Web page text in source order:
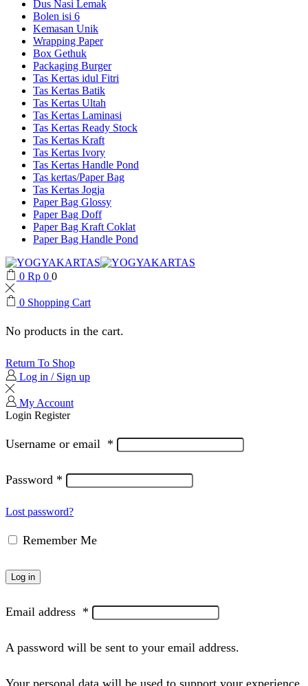
Dus Nasi Lemak
Bolen isi 6
Kemasan Unik
Wrapping Paper
Box Gethuk
Packaging Burger
Tas Kertas idul Fitri
Tas Kertas Batik
Tas Kertas Ultah
Tas Kertas Laminasi
Tas Kertas Ready Stock
Tas Kertas Kraft
Tas Kertas Ivory
Tas Kertas Handle Pond
Tas kertas/Paper Bag
Tas Kertas Jogja
Paper Bag Glossy
Paper Bag Doff
Paper Bag Kraft Coklat
Paper Bag Handle Pond
0 Rp 0 0
0 Shopping Cart
No products in the cart.
Return To Shop
Log in / Sign up
My Account
Login Register
Username or email *
Password *
Lost password?
Remember Me
Log in
Email address *
A password will be sent to your email address.
Your personal data will be used to support your experience